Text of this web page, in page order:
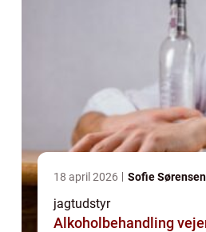
18 april 2026 Sofie Sørensen
jagtudstyr
Alkoholbehandling vejen ud af